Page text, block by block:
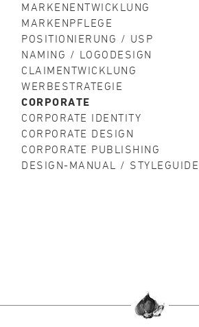
MARKENENTWICKLUNG
MARKENPFLEGE
POSITIONIERUNG / USP
NAMING / LOGODESIGN
CLAIMENTWICKLUNG
WERBESTRATEGIE
CORPORATE
CORPORATE IDENTITY
CORPORATE DESIGN
CORPORATE PUBLISHING
DESIGN-MANUAL / STYLEGUIDE